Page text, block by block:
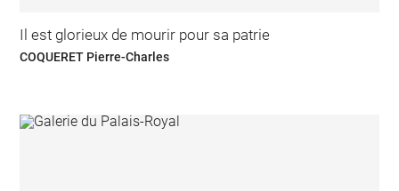
Il est glorieux de mourir pour sa patrie
COQUERET Pierre-Charles